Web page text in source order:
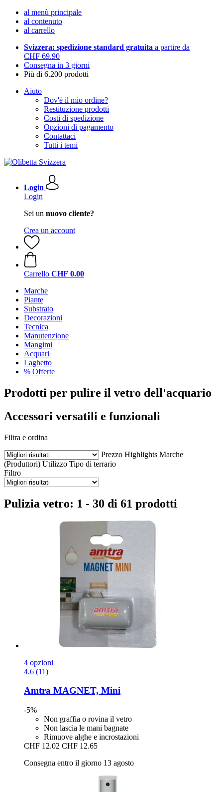
al menù principale
al contenuto
al carrello
Svizzera: spedizione standard gratuita a partire da
CHF 69.90
Consegna in 3 giorni
Più di 6.200 prodotti
Aiuto
Dov'è il mio ordine?
Restituzione prodotti
Costi di spedizione
Opzioni di pagamento
Contattaci
Tutti i temi
Login
Login
Sei un nuovo cliente?
Crea un account
Carrello CHF 0.00
Marche
Piante
Substrato
Decorazioni
Tecnica
Manutenzione
Mangimi
Acquari
Laghetto
% Offerte
Prodotti per pulire il vetro dell'acquario
Accessori versatili e funzionali
Filtra e ordina
Prezzo Highlights Marche
(Produttori) Utilizzo Tipo di terrario
Filtro
Pulizia vetro: 1 - 30 di 61 prodotti
4 opzioni
4.6 (11)
Amtra MAGNET, Mini
-5%
Non graffia o rovina il vetro
Non lascia le mani bagnate
Rimuove alghe e incrostazioni
CHF 12.02 CHF 12.65
Consegna entro il giorno 13 agosto